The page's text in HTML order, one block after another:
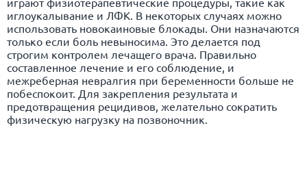
иглоукалывание и ЛФК. В некоторых случаях можно
использовать новокаиновые блокады. Они назначаются
только если боль невыносима. Это делается под
строгим контролем лечащего врача. Правильно
составленное лечение и его соблюдение, и
межреберная невралгия при беременности больше не
побеспокоит. Для закрепления результата и
предотвращения рецидивов, желательно сократить
физическую нагрузку на позвоночник.